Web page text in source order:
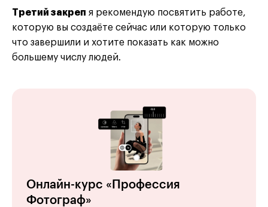
Третий закреп я рекомендую посвятить работе,
которую вы создаёте сейчас или которую только
что завершили и хотите показать как можно
большему числу людей.
Онлайн-курс «Профессия
Фотограф»